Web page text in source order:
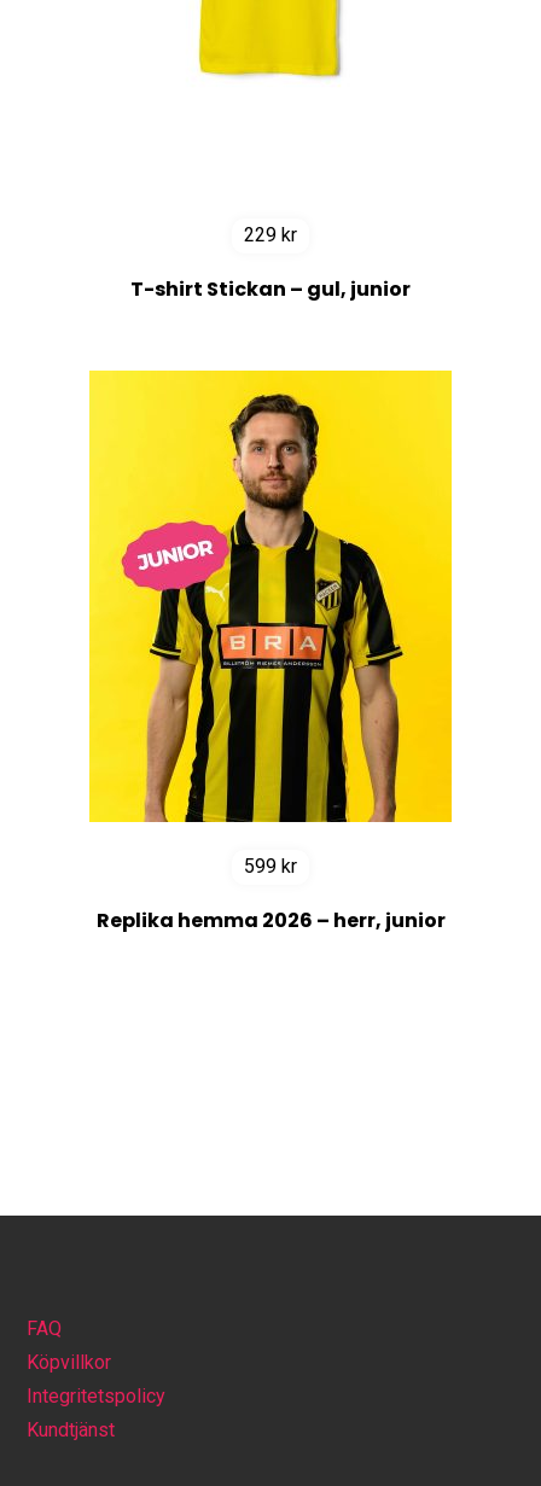
229 kr
T-shirt Stickan – gul, junior
599 kr
Replika hemma 2026 – herr, junior
FAQ
Köpvillkor
Integritetspolicy
Kundtjänst